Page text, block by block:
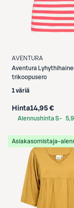
AVENTURA
Aventura
trikoopusero
1 väriä
Hinta14,95 €
Alennushinta S-
Asiakasomistaja-